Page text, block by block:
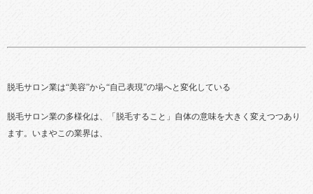
脱毛サロン業は“美容”から“自己表現”の場へと変化している
脱毛サロン業の多様化は、「脱毛すること」自体の意味を大きく変えつつあり
ます。いまやこの業界は、